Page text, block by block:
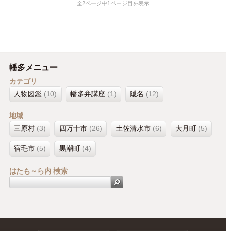
全2ページ中1ページ目を表示
幡多メニュー
カテゴリ
人物図鑑(10) 幡多弁講座 (1) 隠名 (12)
地域
三原村(3) 四万十市(26) 土佐清水市(6) 大月町(5)
宿毛市(5) 黒潮町(4)
はたも～ら内 検索